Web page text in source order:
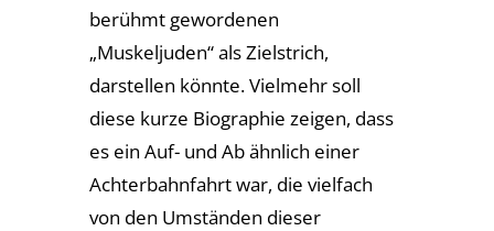
berühmt gewordenen
„Muskeljuden“ als Zielstrich,
darstellen könnte. Vielmehr soll
diese kurze Biographie zeigen, dass
es ein Auf- und Ab ähnlich einer
Achterbahnfahrt war, die vielfach
von den Umständen dieser